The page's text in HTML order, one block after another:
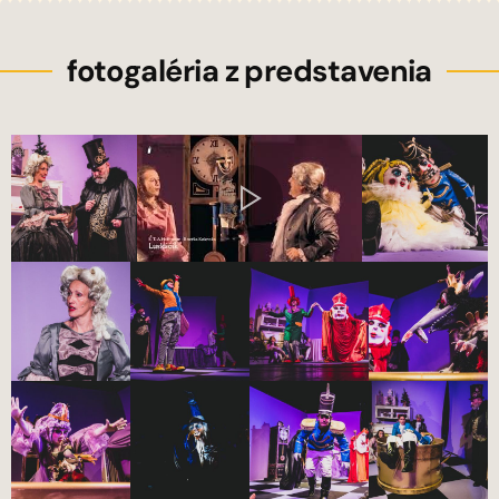
fotogaléria z predstavenia